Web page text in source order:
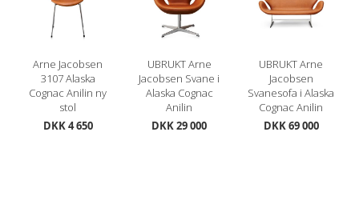
Arne Jacobsen
3107 Alaska
Cognac Anilin ny
stol
DKK 4 650
UBRUKT Arne
Jacobsen Svane i
Alaska Cognac
Anilin
DKK 29 000
UBRUKT Arne
Jacobsen
Svanesofa i Alaska
Cognac Anilin
DKK 69 000